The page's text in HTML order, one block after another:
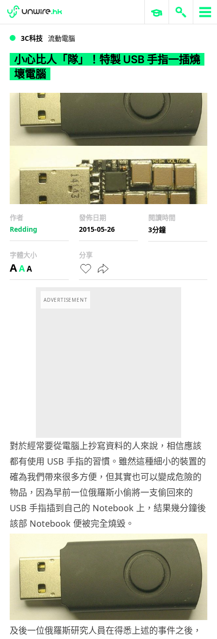
WWDC 2026 ERP 與商業 AI
3C科技 流動電腦
小心比人「隊」！特製 USB 手指一插燒
壞電腦
作者
Redding
發佈日期
2015-05-26
閱讀時間
3分鐘
字體大小
AAA
分享
ADVERTISEMENT
對於經常要從電腦上抄寫資料的人來說，相信應該
都有使用 USB 手指的習慣。雖然這種細小的裝置的
確為我們帶來很多方便，但其實也可以變成危險的
物品，因為早前一位俄羅斯小偷將一支偷回來的
USB 手指插到自己的 Notebook 上，結果幾分鐘後
該部 Notebook 便被完全燒毀。
及後一位俄羅斯研究人員在得悉上述的事件之後，